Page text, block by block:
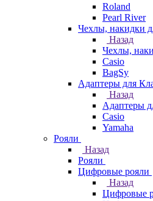
Roland
Pearl River
Чехлы, накидки
Назад
Чехлы,
Casio
BagSy
Адаптеры для
Назад
Адаптеры
Casio
Yamaha
Рояли
Назад
Рояли
Цифровые рояли
Назад
Цифровые